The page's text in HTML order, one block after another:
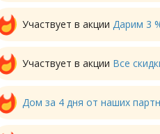
Участвует в акции Дарим 3
Участвует в акции Все
Дом за 4 дня от наших